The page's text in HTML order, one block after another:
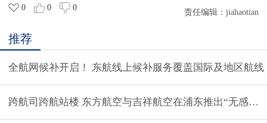
0 0 0
责任编辑： jiahaotian
推荐
全航网候补开启！ 东航线上候补服务覆盖国际及地区航线
跨航司跨航站楼 东方航空与吉祥航空在浦东推出“无感中